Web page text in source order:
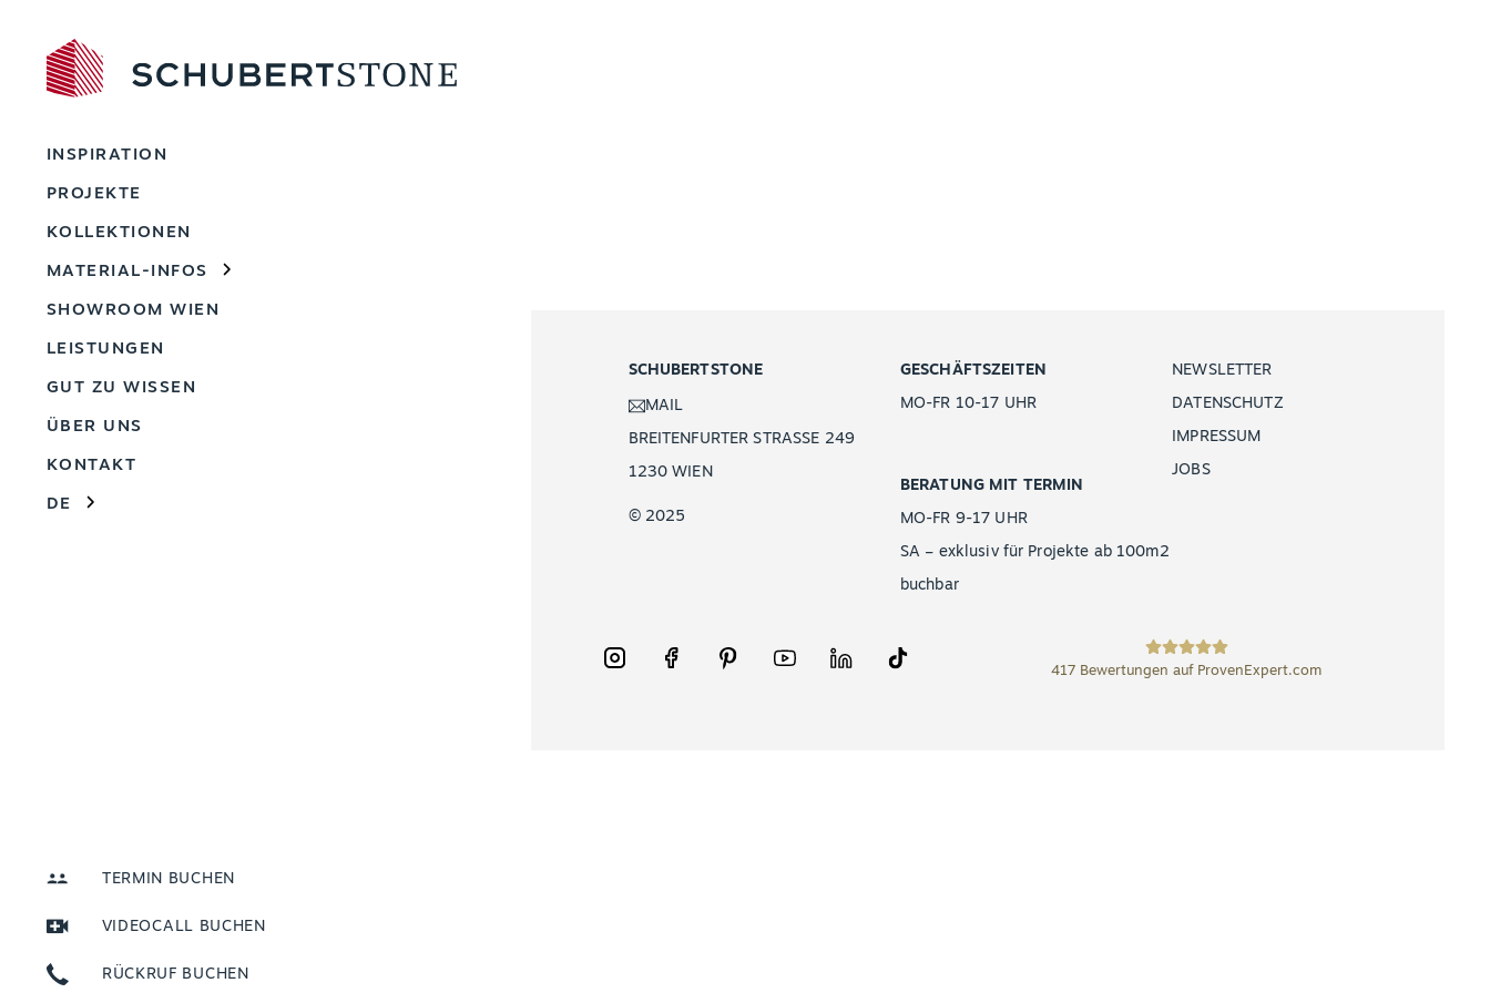
INSPIRATION
PROJEKTE
KOLLEKTIONEN
MATERIAL-INFOS
SHOWROOM WIEN
LEISTUNGEN
GUT ZU WISSEN
ÜBER UNS
KONTAKT
DE
TERMIN BUCHEN
VIDEOCALL BUCHEN
RÜCKRUF BUCHEN
SCHUBERTSTONE
MAIL
BREITENFURTER STRASSE 249
1230 WIEN
© 2025
GESCHÄFTSZEITEN
MO-FR 10-17 UHR
BERATUNG MIT TERMIN
MO-FR 9-17 UHR
SA – exklusiv für Projekte ab 100m2
buchbar
NEWSLETTER
DATENSCHUTZ
IMPRESSUM
JOBS
417 Bewertungen auf ProvenExpert.com